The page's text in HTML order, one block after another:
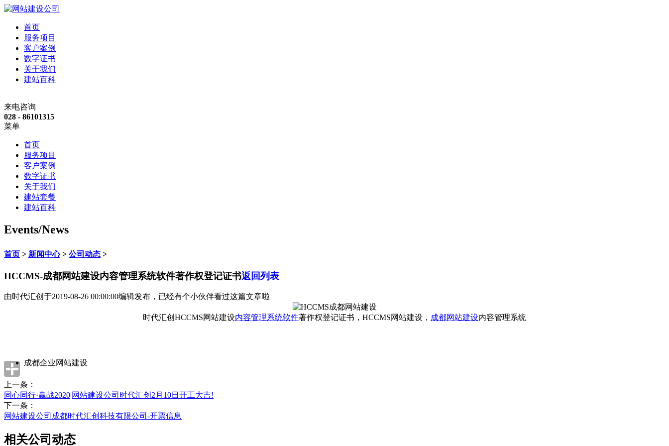
首页
服务项目
客户案例
数字证书
关于我们
建站百科
来电咨询
028 - 86101315
菜单
首页
服务项目
客户案例
数字证书
关于我们
建站套餐
建站百科
Events/News
首页 > 新闻中心> 公司动态 >
HCCMS-成都网站建设内容管理系统软件著作权登记证书返回列表
由时代汇创 于2019-08-26 00:00:00编辑发布，已经有个小伙伴看过这篇文章啦
时代汇创HCCMS网站建设内容管理系统软件著作权登记证书，HCCMS网站建设， 成都网站建设内容管理系统
成都企业网站建设
上一条：
同心同行·赢战2020|网站建设公司时代汇创2月10日开工大吉!
下一条：
网站建设公司成都时代汇创科技有限公司-开票信息
相关公司动态